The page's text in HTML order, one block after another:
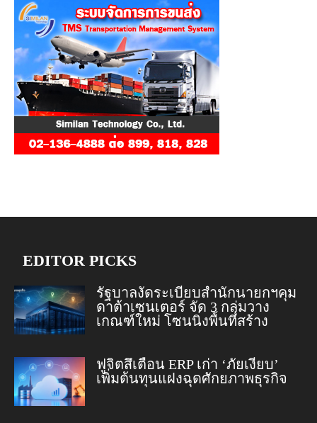
EDITOR PICKS
รัฐบาลงัดระเบียบสำนักนายกฯคุม
ดาต้าเซนเตอร์ จัด 3 กลุ่มวาง
เกณฑ์ใหม่ โซนนิ่งพื้นที่สร้าง
ฟูจิตสึเตือน ERP เก่า ‘ภัยเงียบ’
เพิ่มต้นทุนแฝงฉุดศักยภาพธุรกิจ